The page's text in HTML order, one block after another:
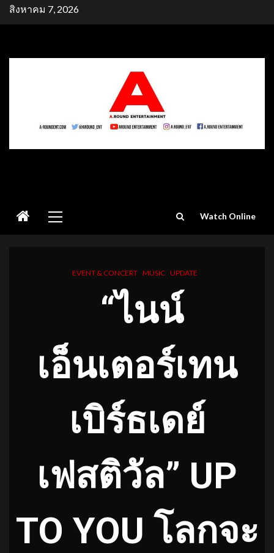
Skipสิงหาคม 7, 2026
Menu
Watch Online
EVENT & CONCERT MUSIC UPDATE
“ไนน์
เอ็นเตอร์เทน
เบิร์ธเดย์
เฟสติวัล” UP
TO YOU โลกจะ